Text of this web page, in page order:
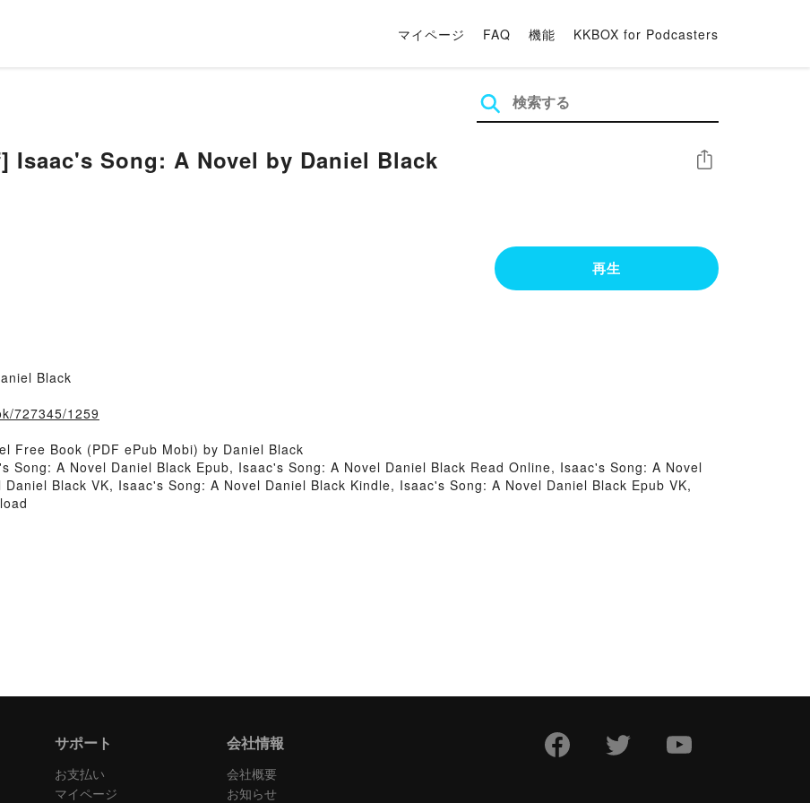
マイページ FAQ 機能 KKBOX for Podcasters
Isaac's Song: A Novel by Daniel Black シェア
再生
Black
727345/1259
Free Book (PDF ePub Mobi) by Daniel Black
Song: A Novel Daniel Black Epub, Isaac's Song: A Novel Daniel Black Read Online, Isaac's Song: A Novel
Black VK, Isaac's Song: A Novel Daniel Black Kindle, Isaac's Song: A Novel Daniel Black Epub VK,
サポート
お支払い
マイページ
会社情報
会社概要
お知らせ